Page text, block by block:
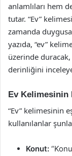
anlamlıları hem
tutar. “Ev”
zamanda
yazıda, “ev”
üzerinde
derinliğini
Ev Kelimesinin
“Ev” kelimesinin
kullanılanlar
Konut: